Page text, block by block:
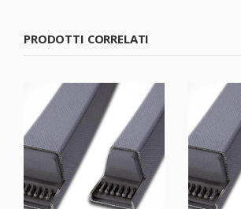
PRODOTTI CORRELATI